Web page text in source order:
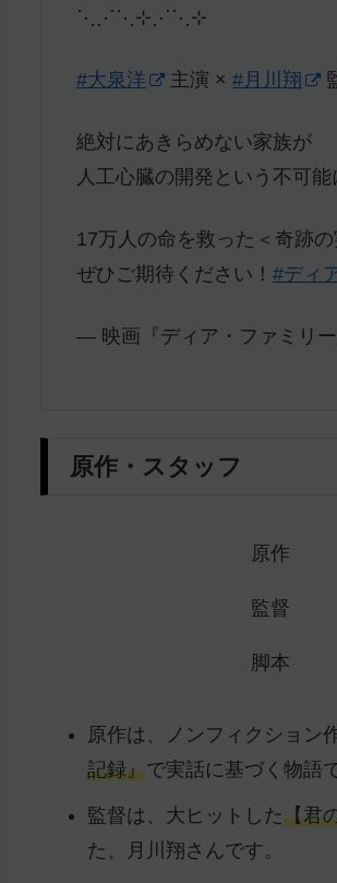
⋱⋰⋱⊹⋰⋱⊹
#大泉洋 主演 ×#月川翔
絶対にあきらめない家族が
人工心臓の開発という不可
17万人の命を救った＜奇跡の
ぜひご期待ください！#ディ
— 映画『ディア・ファミリ
原作・スタッフ
原作
監督
脚本
原作は、ノンフィクション
記録』で実話に基づく物語
監督は、大ヒットした【君
た、
月川翔さんです。